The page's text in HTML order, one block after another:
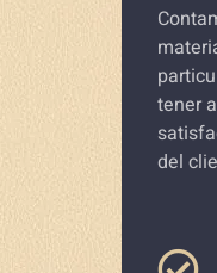
tener
del